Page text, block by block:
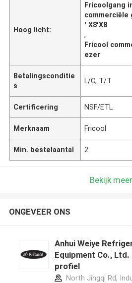
Hoog licht:
Fricoolgang
commerciële
' X8'X8
,
Fricool
ezer
Betalingsconditie
s
L/C, T/T
Certificering NSF/ETL
Merknaam Fricool
Min. bestelaantal 2
Bekijk meer
ONGEVEER ONS
Anhui Weiye
Equipment Co.,
profiel
North Jingqi Rd,